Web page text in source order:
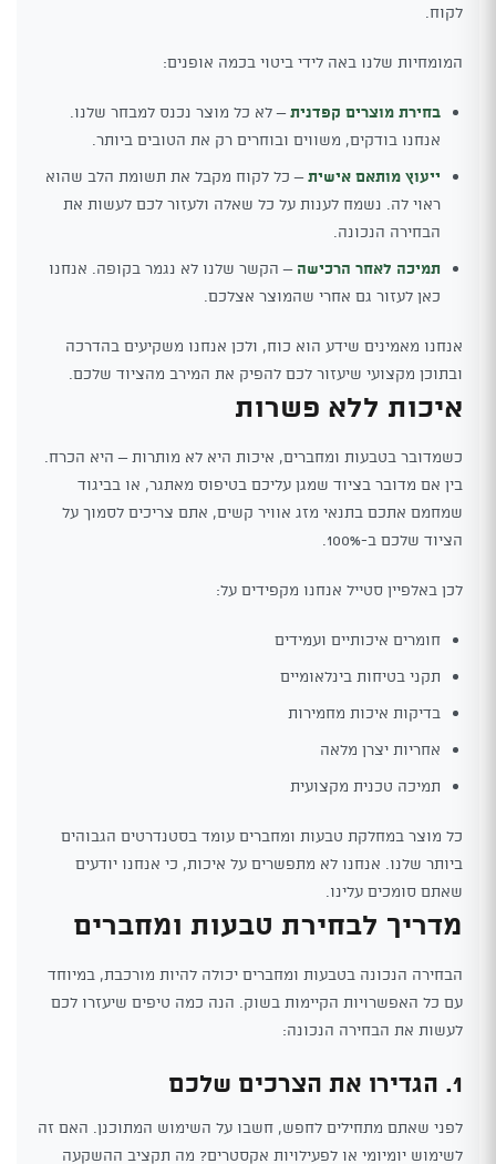
לקוח.
המומחיות שלנו באה לידי ביטוי בכמה אופנים:
בחירת מוצרים קפדנית– לא כל מוצר נכנס למבחר שלנו.
אנחנו בודקים, משווים ובוחרים רק את הטובים ביותר.
ייעוץ מותאם אישית– כל לקוח מקבל את תשומת הלב שהוא
ראוי לה. נשמח לענות על כל שאלה ולעזור לכם לעשות את
הבחירה הנכונה.
תמיכה לאחר הרכישה – הקשר שלנו לא נגמר בקופה. אנחנו
כאן לעזור גם אחרי שהמוצר אצלכם.
אנחנו מאמינים שידע הוא כוח, ולכן אנחנו משקיעים בהדרכה
ובתוכן מקצועי שיעזור לכם להפיק את המירב מהציוד שלכם.
איכות ללא פשרות
כשמדובר בטבעות ומחברים, איכות היא לא מותרות – היא הכרח.
בין אם מדובר בציוד שמגן עליכם בטיפוס מאתגר, או בביגוד
שמחמם אתכם בתנאי מזג אוויר קשים, אתם צריכים לסמוך על
הציוד שלכם ב-100%.
לכן באלפיין סטייל אנחנו מקפידים על:
חומרים איכותיים ועמידים
תקני בטיחות בינלאומיים
בדיקות איכות מחמירות
אחריות יצרן מלאה
תמיכה טכנית מקצועית
כל מוצר במחלקת טבעות ומחברים עומד בסטנדרטים הגבוהים
ביותר שלנו. אנחנו לא מתפשרים על איכות, כי אנחנו יודעים
שאתם סומכים עלינו.
מדריך לבחירת טבעות ומחברים
הבחירה הנכונה בטבעות ומחברים יכולה להיות מורכבת, במיוחד
עם כל האפשרויות הקיימות בשוק. הנה כמה טיפים שיעזרו לכם
לעשות את הבחירה הנכונה:
1. הגדירו את הצרכים שלכם
לפני שאתם מתחילים לחפש, חשבו על השימוש המתוכנן. האם זה
לשימוש יומיומי או לפעילויות אקסטרים? מה תקציב ההשקעה